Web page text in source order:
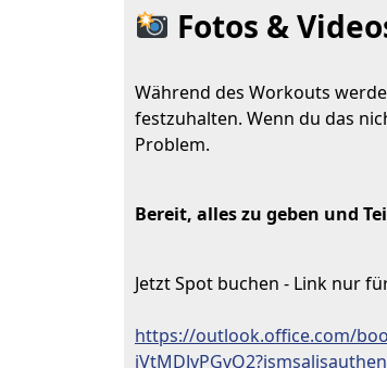
Fotos &
Während des Workouts
festzuhalten. Wenn du das
Problem.
Bereit, alles zu geben und
Jetzt Spot buchen - Link nur
https://outlook.office.com/